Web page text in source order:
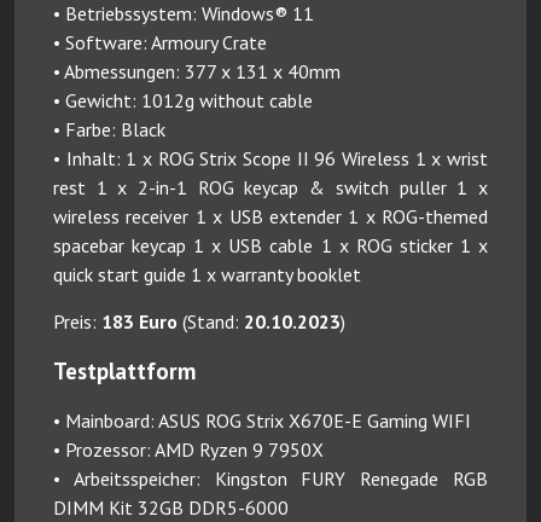
• Betriebssystem: Windows® 11
• Software: Armoury Crate
• Abmessungen: 377 x 131 x 40mm
• Gewicht: 1012g without cable
• Farbe: Black
• Inhalt: 1 x ROG Strix Scope II 96 Wireless 1 x wrist
rest 1 x 2-in-1 ROG keycap & switch puller 1 x
wireless receiver 1 x USB extender 1 x ROG-themed
spacebar keycap 1 x USB cable 1 x ROG sticker 1 x
quick start guide 1 x warranty booklet
Preis: 183 Euro (Stand: 20.10.2023)
Testplattform
• Mainboard: ASUS ROG Strix X670E-E Gaming WIFI
• Prozessor: AMD Ryzen 9 7950X
• Arbeitsspeicher: Kingston FURY Renegade RGB
DIMM Kit 32GB DDR5-6000